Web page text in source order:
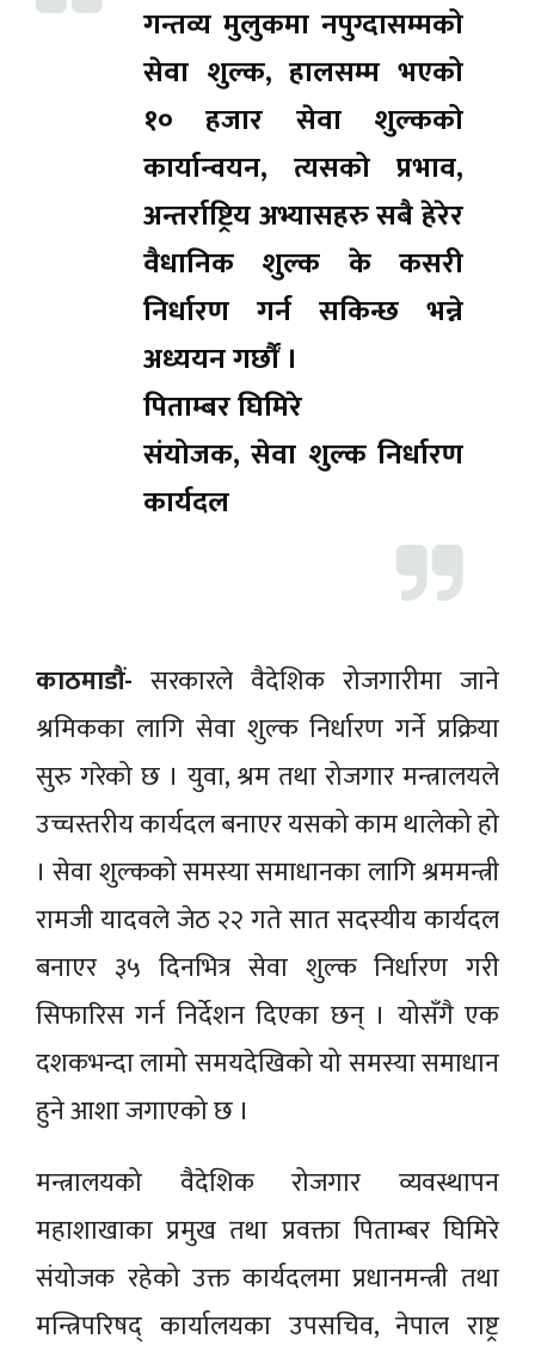
गन्तव्य मुलुकमा नपुग्दासम्मको
सेवा शुल्क, हालसम्म भएको
१० हजार सेवा शुल्कको
कार्यान्वयन, त्यसको प्रभाव,
अन्तर्राष्ट्रिय अभ्यासहरु सबै हेरेर
वैधानिक शुल्क के कसरी
निर्धारण गर्न सकिन्छ भन्ने
अध्ययन गर्छौं ।
पिताम्बर घिमिरे
संयोजक, सेवा शुल्क निर्धारण
कार्यदल
काठमाडौं- सरकारले वैदेशिक रोजगारीमा जाने
श्रमिकका लागि सेवा शुल्क निर्धारण गर्ने प्रक्रिया
सुरु गरेको छ । युवा, श्रम तथा रोजगार मन्त्रालयले
उच्चस्तरीय कार्यदल बनाएर यसको काम थालेको हो
। सेवा शुल्कको समस्या समाधानका लागि श्रममन्त्री
रामजी यादवले जेठ २२ गते सात सदस्यीय कार्यदल
बनाएर ३५ दिनभित्र सेवा शुल्क निर्धारण गरी
सिफारिस गर्न निर्देशन दिएका छन् । योसँगै एक
दशकभन्दा लामो समयदेखिको यो समस्या समाधान
हुने आशा जगाएको छ ।
मन्त्रालयको वैदेशिक रोजगार व्यवस्थापन
महाशाखाका प्रमुख तथा प्रवक्ता पिताम्बर घिमिरे
संयोजक रहेको उक्त कार्यदलमा प्रधानमन्त्री तथा
मन्त्रिपरिषद् कार्यालयका उपसचिव, नेपाल राष्ट्र